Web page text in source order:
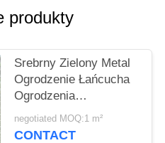
produkty
Srebrny Zielony Metal
Ogrodzenie Łańcucha
Ogrodzenia
Diamentowy Kształt
Dziury Odporność na
negotiated MOQ:1 m²
CONTACT